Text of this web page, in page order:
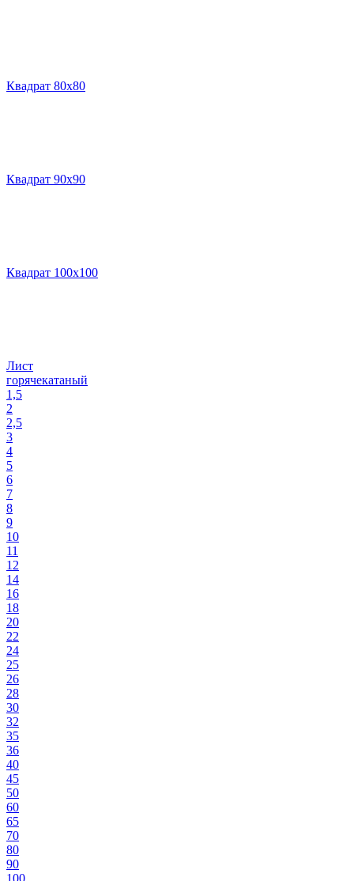
Квадрат 80х80
Квадрат 90х90
Квадрат 100х100
Лист
горячекатаный
1,5
2
2,5
3
4
5
6
7
8
9
10
11
12
14
16
18
20
22
24
25
26
28
30
32
35
36
40
45
50
60
65
70
80
90
100